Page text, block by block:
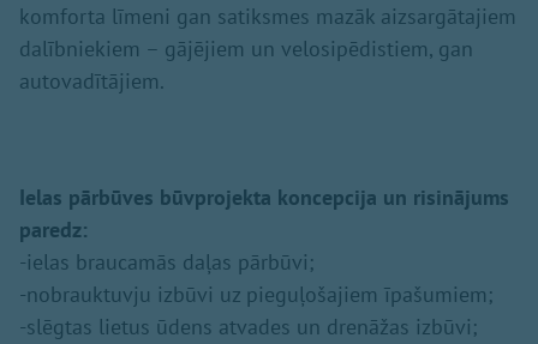
komforta līmeni gan satiksmes mazāk aizsargātajiem
dalībniekiem – gājējiem un velosipēdistiem, gan
autovadītājiem.
Ielas pārbūves būvprojekta koncepcija un risinājums
paredz:
-ielas braucamās daļas pārbūvi;
-nobrauktuvju izbūvi uz pieguļošajiem īpašumiem;
-slēgtas lietus ūdens atvades un drenāžas izbūvi;